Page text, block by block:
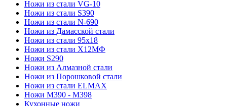
Ножи из стали VG-10
Ножи из стали S390
Ножи из стали N-690
Ножи из Дамасской стали
Ножи из стали 95х18
Ножи из стали Х12МФ
Ножи S290
Ножи из Алмазной стали
Ножи из Порошковой стали
Ножи из стали ELMAX
Ножи М390 - М398
Кухонные ножи